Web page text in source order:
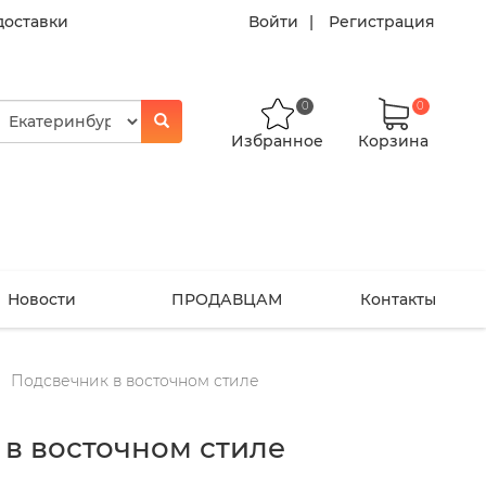
Войти Регистрация
Избранное
0
Корзина
0
Новости ПРОДАВЦАМ Контакты
Подсвечник в восточном стиле
восточном стиле